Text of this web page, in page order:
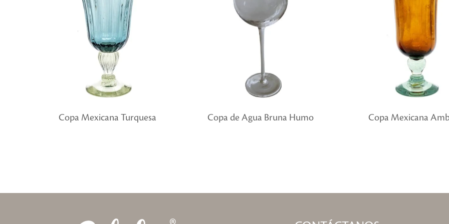
Copa Mexicana Turquesa Copa de Agua Bruna Humo Copa Mexicana